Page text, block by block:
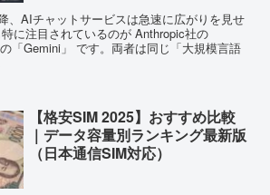
、AIチャットサービスは急速に広がりを見せ
に注目されているのが Anthropic社の
「Gemini」 です。両者は同じ「大規模言語
【格安SIM 2025】おすすめ比較
｜データ容量別ランキング最新版
（日本通信SIM対応）